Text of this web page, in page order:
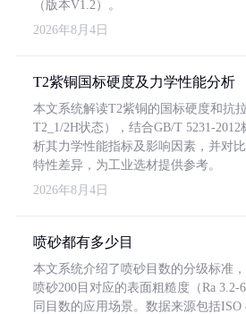
（版本V1.2）。
2026年8月4日
T2紫铜国标硬度及力学性能分析
本文系统解读T2紫铜的国标硬度和抗
T2_1/2H状态），结合GB/T 5231-
析其力学性能指标及影响因素，并对
特性差异，为工业选材提供参考。
2026年8月4日
喷砂都有多少目
本文系统介绍了喷砂目数的分级标准
喷砂200目对应的表面粗糙度（Ra 3.2-
同目数的应用场景。数据来源包括ISO